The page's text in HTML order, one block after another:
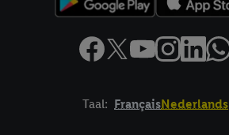
Taal: FrançaisNederlands